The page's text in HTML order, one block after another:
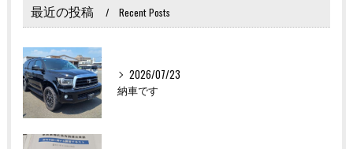
最近の投稿 Recent Posts
2026/07/23
納車です